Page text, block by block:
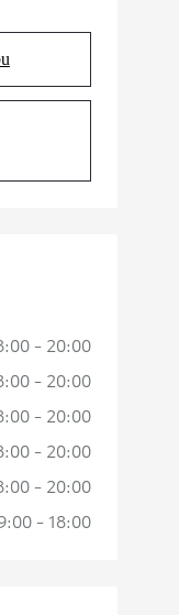
- 20:00
- 20:00
- 20:00
- 20:00
- 20:00
- 18:00